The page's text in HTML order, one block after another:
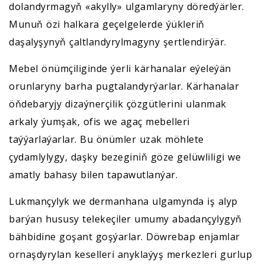
dolandyrmagyň «akylly» ulgamlaryny döredýärler.
Munuň özi halkara geçelgelerde ýükleriň
daşalyşynyň çaltlandyrylmagyny şertlendirýär.
Mebel önümçiliginde ýerli kärhanalar eýeleýän
orunlaryny barha pugtalandyrýarlar. Kärhanalar
öňdebaryjy dizaýnerçilik çözgütlerini ulanmak
arkaly ýumşak, ofis we agaç mebelleri
taýýarlaýarlar. Bu önümler uzak möhlete
çydamlylygy, daşky bezeginiň göze gelüwliligi we
amatly bahasy bilen tapawutlanýar.
Lukmançylyk we dermanhana ulgamynda iş alyp
barýan hususy telekeçiler umumy abadançylygyň
bähbidine goşant goşýarlar. Döwrebap enjamlar
ornaşdyrylan keselleri anyklaýyş merkezleri gurlup